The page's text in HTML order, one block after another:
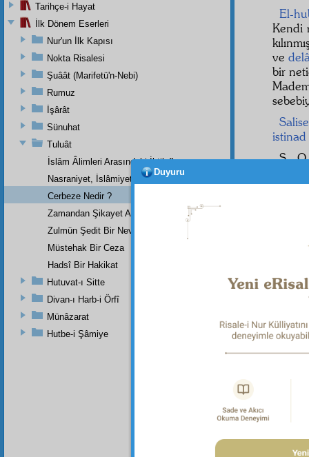
El-
Kendi
ve
bir
istinad
S - O
Bir
Tarihçe-i Hayat
İlk Dönem Eserleri
Nur'un İlk Kapısı
Nokta Risalesi
Şuâât (Marifetü'n-Nebi)
Rumuz
İşârât
Sünuhat
Tuluât
İslâm Âlimleri Arasındaki İhtilaflar
Nasraniyet, İslâmiyetin İnkişafına Bundan Sonra Mâni
Cerbeze Nedir ?
Zamandan Şikayet Allah'ın San'atına İtiraz Olmaz mı ?
Zulmün Şedit Bir Nev'i
Müstehak Bir Ceza
Hadsî Bir Hakikat
Hutuvat-ı Sitte
Divan-ı Harb-i Örfî
Münâzarat
Hutbe-i Şâmiye
Duyuru